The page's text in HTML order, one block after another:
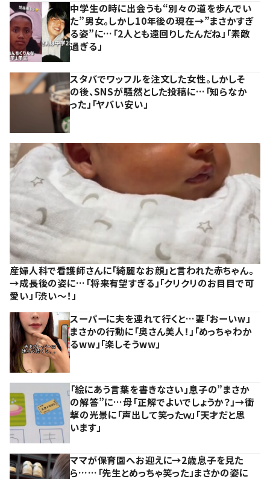
中学生の時に出会うも“別々の道を歩んでい
た”男女。しかし10年後の現在→”まさかすぎ
る姿”に…「2人とも遠回りしたんだね」「素敵
過ぎる」
スタバでワッフルを注文した女性。しかしそ
の後、SNSが騒然とした投稿に…「知らなか
った」「ヤバい安い」
産婦人科で看護師さんに「綺麗なお顔」と言われた赤ちゃん。
→成長後の姿に…「将来有望すぎる」「クリクリのお目目で可
愛い」「渋い～！」
スーパーに夫を連れて行くと…妻「おーいw」
まさかの行動に「奥さん美人！」「めっちゃわか
るww」「楽しそうww」
「絵にあう言葉を書きなさい」息子の”まさか
の解答”に…母「正解でよいでしょうか？」→衝
撃の光景に「声出して笑ったｗ」「天才だと思
います」
ママが保育園へお迎えに→2歳息子を見た
ら……「先生とめっちゃ笑った」まさかの姿に